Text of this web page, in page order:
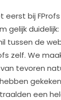
eerst bij
gelijk
tussen de
zelf. We
tevoren
een